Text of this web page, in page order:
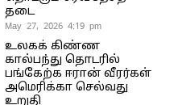
தடை
May 27, 2026 4:19 pm
உலகக் கிண்ண
கால்பந்து தொடரில்
பங்கேற்க ஈரான் வீரர்கள்
அமெரிக்கா செல்வது
உறுதி